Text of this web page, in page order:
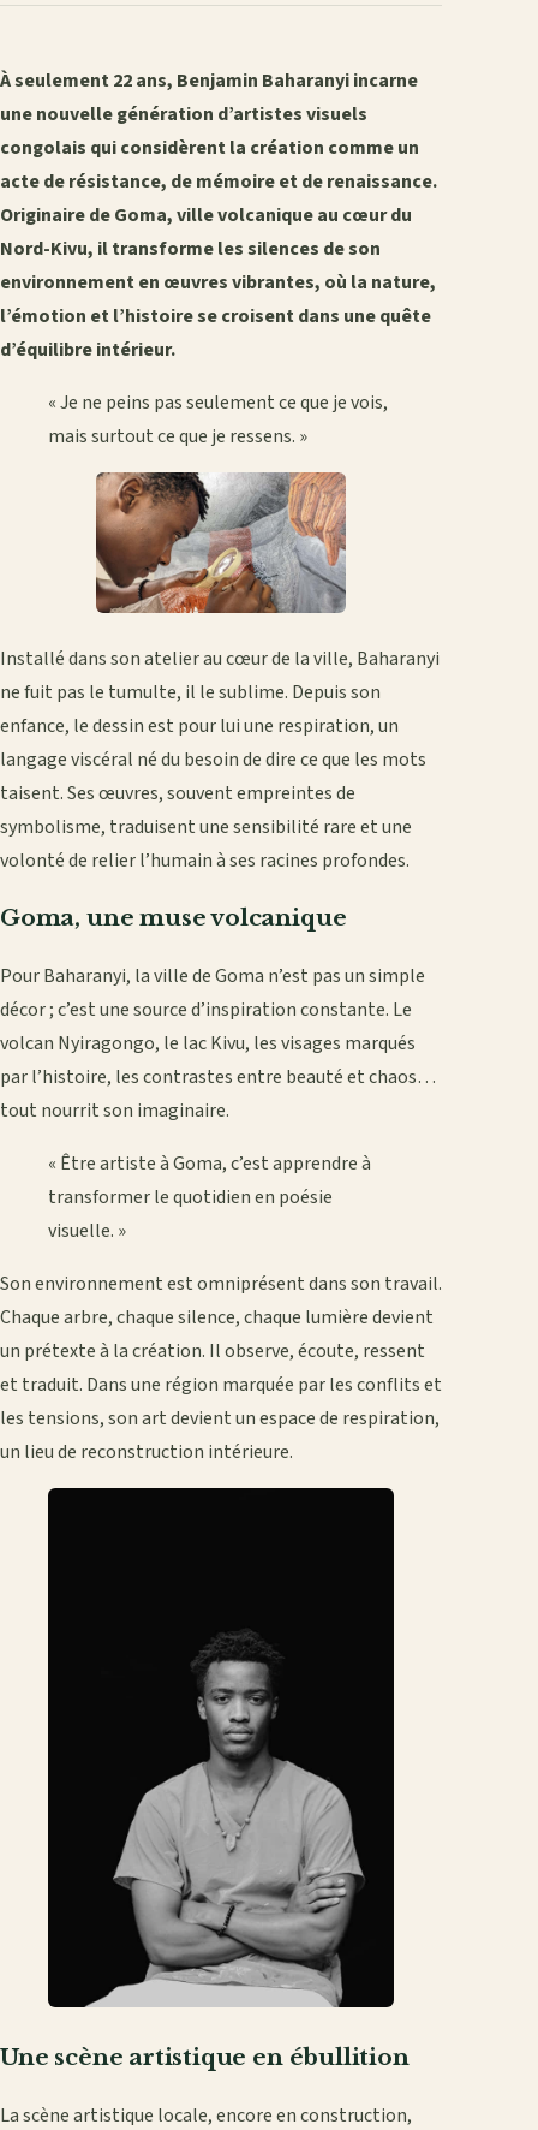
À seulement 22 ans, Benjamin Baharanyi incarne
une nouvelle génération d’artistes visuels
congolais qui considèrent la création comme un
acte de résistance, de mémoire et de renaissance.
Originaire de Goma, ville volcanique au cœur du
Nord-Kivu, il transforme les silences de son
environnement en œuvres vibrantes, où la nature,
l’émotion et l’histoire se croisent dans une quête
d’équilibre intérieur.
« Je ne peins pas seulement ce que je vois,
mais surtout ce que je ressens. »
Installé dans son atelier au cœur de la ville, Baharanyi
ne fuit pas le tumulte, il le sublime. Depuis son
enfance, le dessin est pour lui une respiration, un
langage viscéral né du besoin de dire ce que les mots
taisent. Ses œuvres, souvent empreintes de
symbolisme, traduisent une sensibilité rare et une
volonté de relier l’humain à ses racines profondes.
Goma, une muse volcanique
Pour Baharanyi, la ville de Goma n’est pas un simple
décor ; c’est une source d’inspiration constante. Le
volcan Nyiragongo, le lac Kivu, les visages marqués
par l’histoire, les contrastes entre beauté et chaos…
tout nourrit son imaginaire.
« Être artiste à Goma, c’est apprendre à
transformer le quotidien en poésie
visuelle. »
Son environnement est omniprésent dans son travail.
Chaque arbre, chaque silence, chaque lumière devient
un prétexte à la création. Il observe, écoute, ressent
et traduit. Dans une région marquée par les conflits et
les tensions, son art devient un espace de respiration,
un lieu de reconstruction intérieure.
Une scène artistique en ébullition
La scène artistique locale, encore en construction,